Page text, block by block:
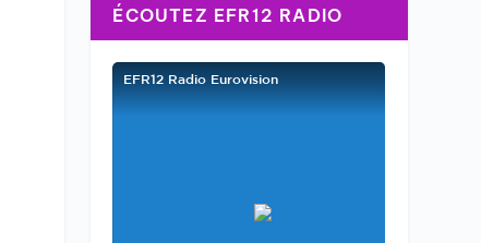
ÉCOUTEZ EFR12 RADIO